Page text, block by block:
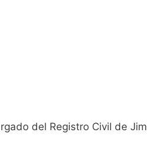
del Registro Civil de